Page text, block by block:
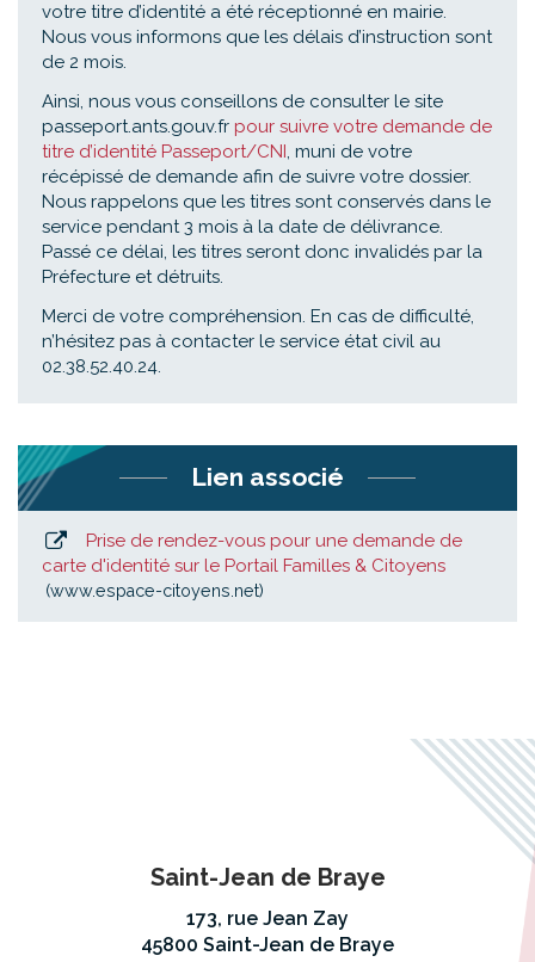
votre titre d’identité a été réceptionné en mairie.
Nous vous informons que les délais d’instruction sont
de 2 mois.
Ainsi, nous vous conseillons de consulter le site
passeport.ants.gouv.fr pour suivre votre demande de
titre d’identité Passeport/CNI, muni de votre
récépissé de demande afin de suivre votre dossier.
Nous rappelons que les titres sont conservés dans le
service pendant 3 mois à la date de délivrance.
Passé ce délai, les titres seront donc invalidés par la
Préfecture et détruits.
Merci de votre compréhension. En cas de difficulté,
n’hésitez pas à contacter le service état civil au
02.38.52.40.24.
Lien associé
Prise de rendez-vous pour une demande de
carte d'identité sur le Portail Familles & Citoyens
www.espace-citoyens.net
Saint-Jean de Braye
173, rue Jean Zay
45800 Saint-Jean de Braye